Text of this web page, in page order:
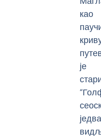
као
је
једва